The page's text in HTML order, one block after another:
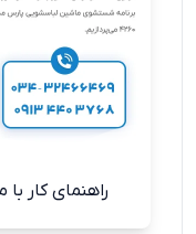
راهنمای کار با